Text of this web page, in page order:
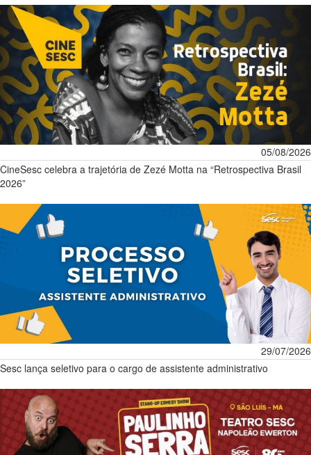
05/08/2026
CineSesc celebra a trajetória de Zezé Motta na “Retrospectiva Brasil
2026”
29/07/2026
Sesc lança seletivo para o cargo de assistente administrativo